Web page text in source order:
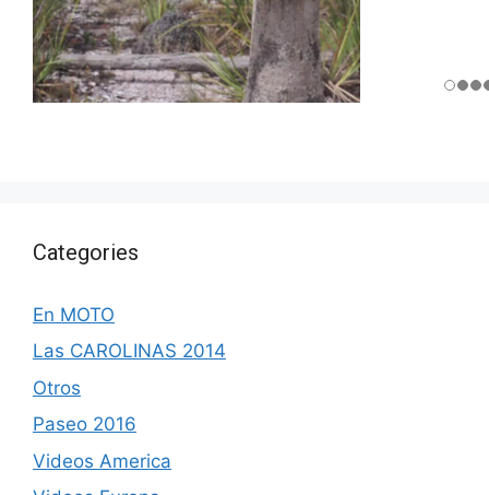
Categories
En MOTO
Las CAROLINAS 2014
Otros
Paseo 2016
Videos America